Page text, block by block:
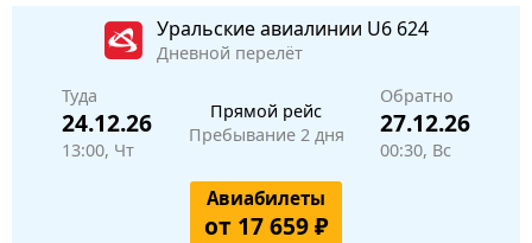
Уральские авиалинии U6 624
Дневной перелёт
Туда
24.12.26
13:00, Чт
Прямой рейс
Пребывание 2 дня
Обратно
27.12.26
00:30, Вс
Авиабилеты
от 17 659 ₽